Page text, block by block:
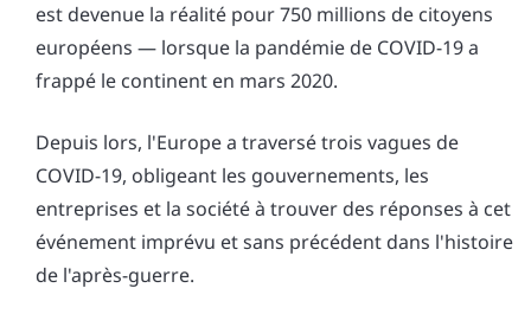
est devenue la réalité pour 750 millions de citoyens
européens — lorsque la pandémie de COVID-19 a
frappé le continent en mars 2020.
Depuis lors, l'Europe a traversé trois vagues de
COVID-19, obligeant les gouvernements, les
entreprises et la société à trouver des réponses à cet
événement imprévu et sans précédent dans l'histoire
de l'après-guerre.